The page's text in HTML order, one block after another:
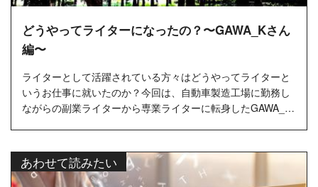
どうやってライターになったの？〜GAWA_Kさん
編〜
ライターとして活躍されている方々はどうやってライターと
いうお仕事に就いたのか？今回は、自動車製造工場に勤務し
ながらの副業ライターから専業ライターに転身したGAWA_K
あわせて読みたい